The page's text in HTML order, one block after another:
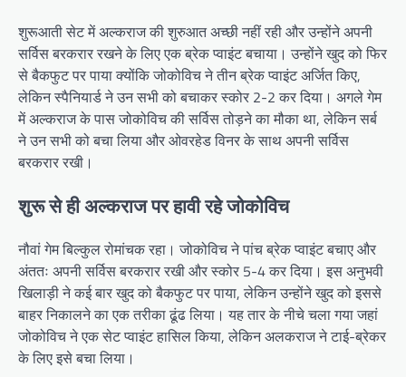
शुरूआती सेट में अल्कराज की शुरुआत अच्छी नहीं रही और उन्होंने अपनी
सर्विस बरकरार रखने के लिए एक ब्रेक प्वाइंट बचाया। उन्होंने खुद को फिर
से बैकफुट पर पाया क्योंकि जोकोविच ने तीन ब्रेक प्वाइंट अर्जित किए,
लेकिन स्पैनियार्ड ने उन सभी को बचाकर स्कोर 2-2 कर दिया। अगले गेम
में अल्कराज के पास जोकोविच की सर्विस तोड़ने का मौका था, लेकिन सर्ब
ने उन सभी को बचा लिया और ओवरहेड विनर के साथ अपनी सर्विस
बरकरार रखी।
शुरू से ही अल्कराज पर हावी रहे जोकोविच
नौवां गेम बिल्कुल रोमांचक रहा। जोकोविच ने पांच ब्रेक प्वाइंट बचाए और
अंततः अपनी सर्विस बरकरार रखी और स्कोर 5-4 कर दिया। इस अनुभवी
खिलाड़ी ने कई बार खुद को बैकफुट पर पाया, लेकिन उन्होंने खुद को इससे
बाहर निकालने का एक तरीका ढूंढ लिया। यह तार के नीचे चला गया जहां
जोकोविच ने एक सेट प्वाइंट हासिल किया, लेकिन अलकराज ने टाई-ब्रेकर
के लिए इसे बचा लिया।